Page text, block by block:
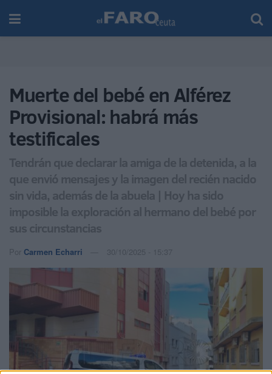
Muerte del bebé en Alférez
Provisional: habrá más
testificales
Tendrán que declarar la amiga de la detenida, a la
que envió mensajes y la imagen del recién nacido
sin vida, además de la abuela | Hoy ha sido
imposible la exploración al hermano del bebé por
sus circunstancias
Por Carmen Echarri 30/10/2025 - 15:37